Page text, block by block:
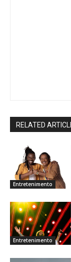
RELATED
Entretenimento
Entretenimento